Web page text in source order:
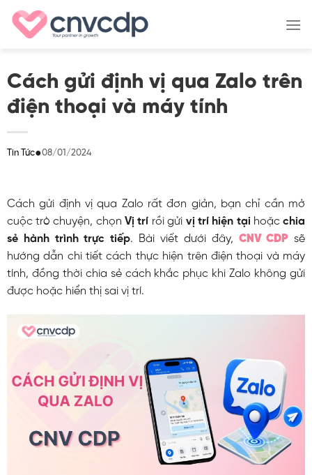
Skip
Cách gửi định vị qua Zalo trên
điện thoại và máy tính
Tin Tức●08/01/2024
Cách gửi định vị qua Zalo rất đơn giản, bạn chỉ cần mở
cuộc trò chuyện, chọnVị trí rồi gửi vị trí hiện tại hoặcchia
sẻ hành trình trực tiếp. Bài viết dưới đây, CNV CDP sẽ
hướng dẫn chi tiết cách thực hiện trên điện thoại và máy
tính, đồng thời chia sẻ cách khắc phục khi Zalo không gửi
được hoặc hiển thị sai vị trí.